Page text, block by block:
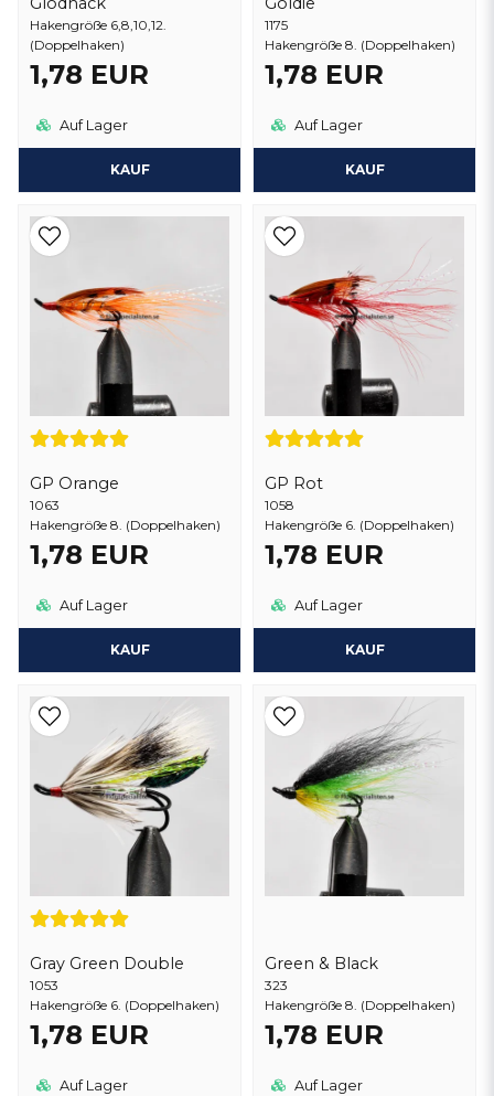
Hakengröße 6,8,10,12.
(Doppelhaken)
1,78 EUR
Auf Lager
KAUF
1175
Hakengröße 8. (Doppelhaken)
1,78 EUR
Auf Lager
KAUF
GP Orange
1063
Hakengröße 8. (Doppelhaken)
1,78 EUR
Auf Lager
KAUF
GP Rot
1058
Hakengröße 6. (Doppelhaken)
1,78 EUR
Auf Lager
KAUF
Gray Green Double
1053
Hakengröße 6. (Doppelhaken)
1,78 EUR
Auf Lager
Green & Black
323
Hakengröße 8. (Doppelhaken)
1,78 EUR
Auf Lager